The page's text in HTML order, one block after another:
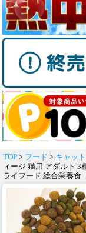
TOP > フード > キャッ
ィージ 猫用 アダルト 3
ライフード 総合栄養食